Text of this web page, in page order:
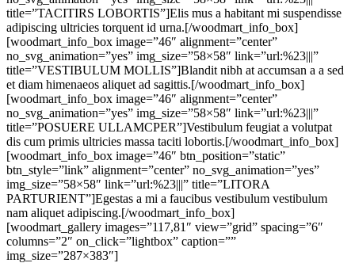
title=”TACITIRS LOBORTIS”]Elis mus a habitant mi suspendisse
adipiscing ultricies torquent id urna.[/woodmart_info_box]
[woodmart_info_box image=”46″ alignment=”center”
no_svg_animation=”yes” img_size=”58×58″ link=”url:%23|||”
title=”VESTIBULUM MOLLIS”]Blandit nibh at accumsan a a sed
et diam himenaeos aliquet ad sagittis.[/woodmart_info_box]
[woodmart_info_box image=”46″ alignment=”center”
no_svg_animation=”yes” img_size=”58×58″ link=”url:%23|||”
title=”POSUERE ULLAMCPER”]Vestibulum feugiat a volutpat
dis cum primis ultricies massa taciti lobortis.[/woodmart_info_box]
[woodmart_info_box image=”46″ btn_position=”static”
btn_style=”link” alignment=”center” no_svg_animation=”yes”
img_size=”58×58″ link=”url:%23|||” title=”LITORA
PARTURIENT”]Egestas a mi a faucibus vestibulum vestibulum
nam aliquet adipiscing.[/woodmart_info_box]
[woodmart_gallery images=”117,81″ view=”grid” spacing=”6″
columns=”2″ on_click=”lightbox” caption=””
img_size=”287×383″]